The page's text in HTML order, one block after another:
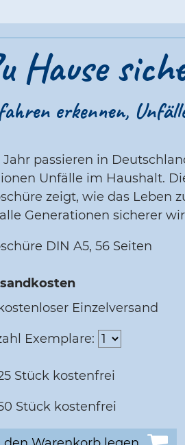
Hause
erkennen,
Jahr passieren in
Unfälle im Haushalt.
zeigt, wie das Leben
Generationen sicherer
DIN A5, 56 Seiten
kostenloser Einzelversand
Exemplare:
Stück kostenfrei
Stück kostenfrei